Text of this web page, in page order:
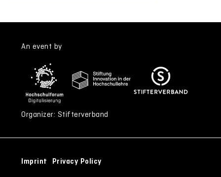
An event by
Organizer: Stifterverband
Imprint Privacy Policy